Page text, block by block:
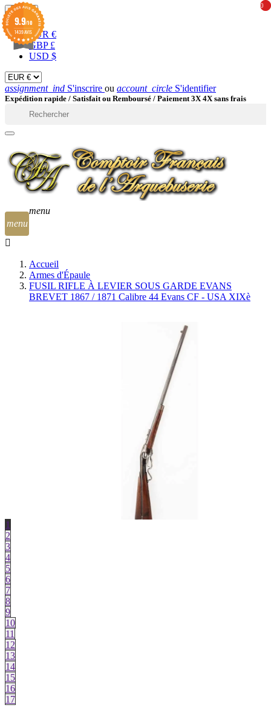
EUR 
EUR €
GBP £
USD $
assignment_ind S'inscrire ou account_circle S'identifier
Expédition rapide / Satisfait ou Remboursé / Paiement 3X 4X sans frais
menu
0
0
menu
Accueil
Armes d'Épaule
FUSIL RIFLE À LEVIER SOUS GARDE EVANS
BREVET 1867 / 1871 Calibre 44 Evans CF - USA XIXè
1
2
3
4
5
6
7
8
9
10
11
12
13
14
15
16
17
9.9/10
1439 AVIS